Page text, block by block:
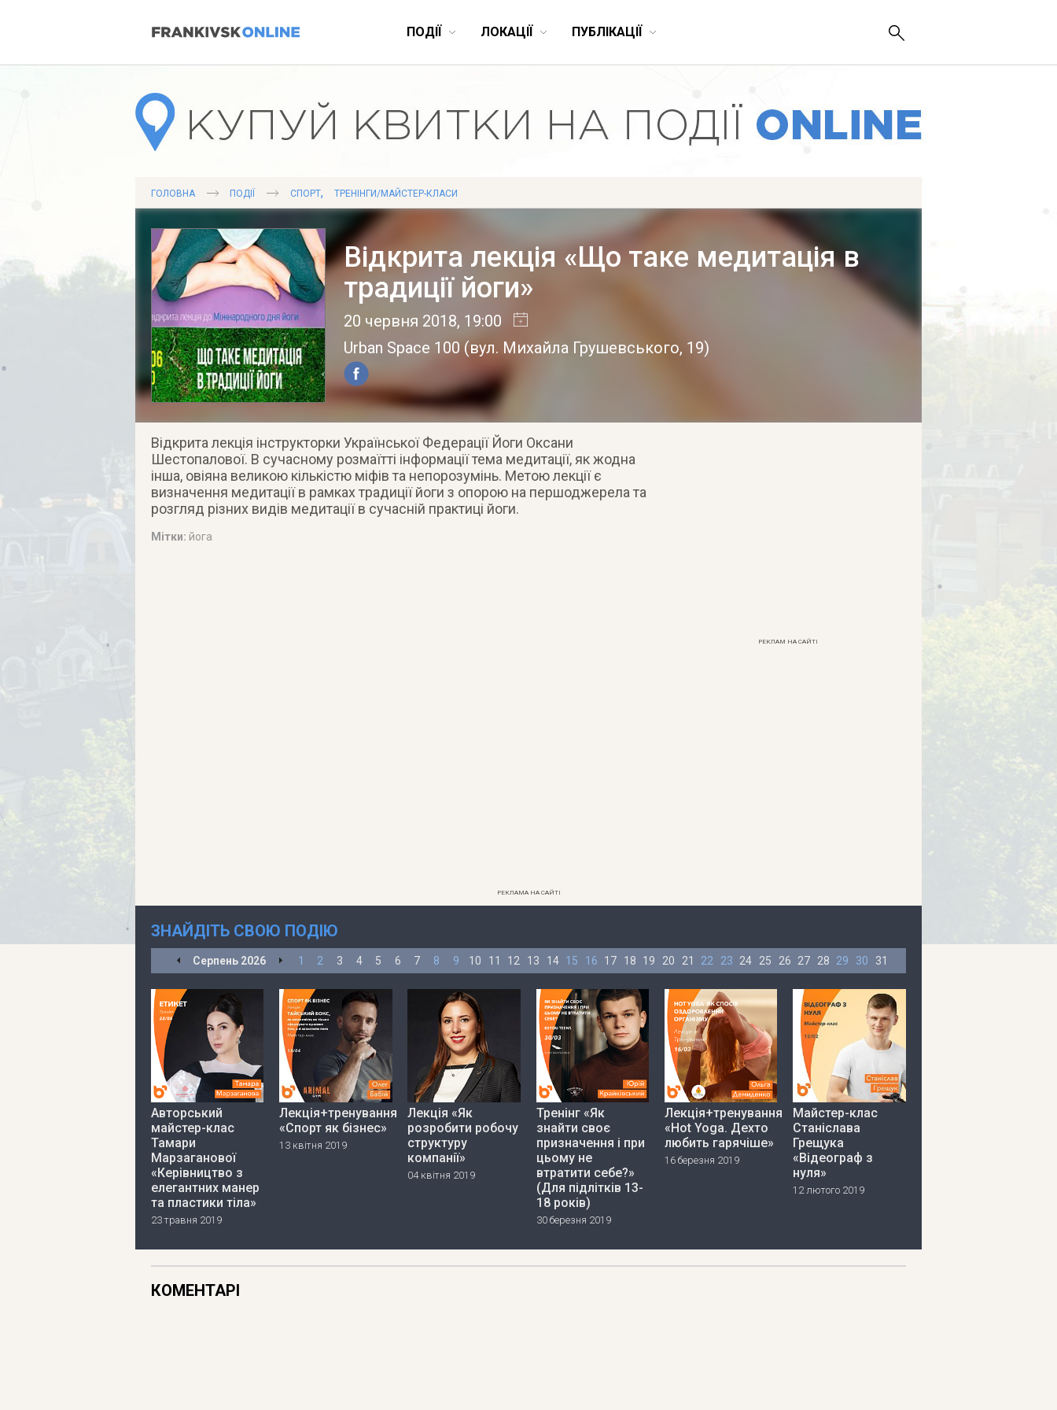
ПОДІЇ ЛОКАЦІЇ ПУБЛІКАЦІЇ
ГОЛОВНА ПОДІЇ СПОРТ, ТРЕНІНГИ/МАЙСТЕР-КЛАСИ
Відкрита лекція «Що таке медитація в
традиції йоги»
20 червня 2018, 19:00
Urban Space 100 (вул. Михайла Грушевського, 19)
Відкрита лекція інструкторки Української Федерації Йоги Оксани
Шестопалової. В сучасному розмаїтті інформації тема медитації, як жодна
інша, овіяна великою кількістю міфів та непорозумінь. Метою лекції є
визначення медитації в рамках традиції йоги з опорою на першоджерела та
розгляд різних видів медитації в сучасній практиці йоги.
Мітки: йога
РЕКЛАМ НА САЙТІ
РЕКЛАМА НА САЙТІ
ЗНАЙДІТЬ СВОЮ ПОДІЮ
Серпень 2026 1 2 3 4 5 6 7 8 9 10 11 12 13 14 15 16 17 18 19 20 21 22 23 24 25 26 27 28 29 30 31
Авторський
майстер-клас
Тамари
Марзаганової
«Керівництво з
елегантних манер
та пластики тіла»
23 травня 2019
Лекція+тренування
«Спорт як бізнес»
13 квітня 2019
Лекція «Як
розробити робочу
структуру
компанії»
04 квітня 2019
Тренінг «Як
знайти своє
призначення і при
цьому не
втратити себе?»
(Для підлітків 13-
18 років)
30 березня 2019
Лекція+тренування
«Hot Yoga. Дехто
любить гарячіше»
16 березня 2019
Майстер-клас
Станіслава
Грещука
«Відеограф з
нуля»
12 лютого 2019
КОМЕНТАРІ